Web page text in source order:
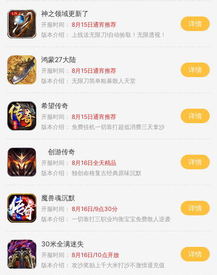
神之领域更新了
开服时间： 8月15日通宵推荐
版本介绍：
上线送无限刀!自动捡取！无限透视！
详情
鸿蒙27大陆
开服时间： 8月15日通宵推荐
版本介绍： 无限刀简单粗暴散人天堂
详情
希望传奇
开服时间： 8月15日通宵推荐
版本介绍： 免费挂机一切靠打超低消费三天拿沙
详情
创游传奇
开服时间： 8月16日全天精品
版本介绍： 独创命格复古经典原味沉默
详情
魔兽魂沉默
开服时间： 8月16日/9点30分
版本介绍： 一切靠打三职业均衡宝宝免费散人逆袭
详情
30米全满迷失
开服时间： 8月16日/10点开放
版本介绍： 攻沙奖励上千大米打沙不激情退充值
详情